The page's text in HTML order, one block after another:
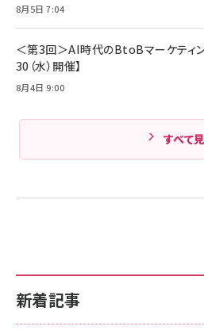
新着記事
8月5日 7:04
＜第3回＞AI時代のBtoBマーケティン
30（水）開催】
8月4日 9:00
すべて